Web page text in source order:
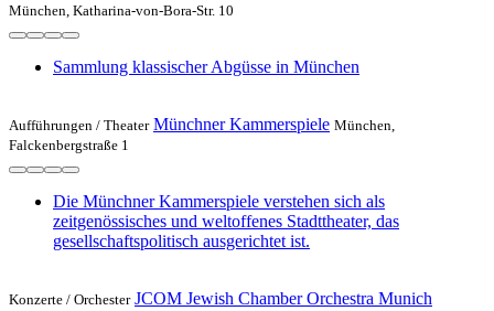
München, Katharina-von-Bora-Str. 10
Sammlung klassischer Abgüsse in München
Aufführungen / Theater Münchner Kammerspiele München,
Falckenbergstraße 1
Die Münchner Kammerspiele verstehen sich als
zeitgenössisches und weltoffenes Stadttheater, das
gesellschaftspolitisch ausgerichtet ist.
Konzerte / Orchester JCOM Jewish Chamber Orchestra Munich